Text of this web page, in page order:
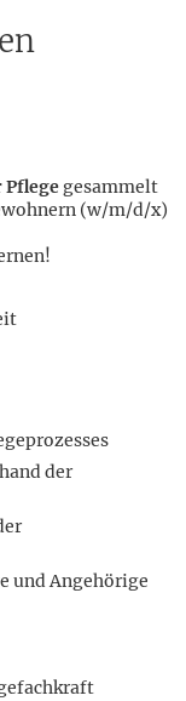
gesammelt
(w/m/d/x)
der
und Angehörige